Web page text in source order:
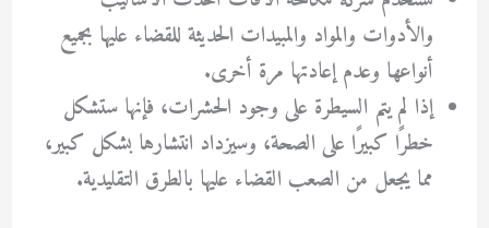
والأدوات والمواد والمبيدات الحديثة للقضاء عليها بجميع
أنواعها وعدم إعادتها مرة أخرى.
إذا لم يتم السيطرة على وجود الحشرات، فإنها ستشكل
خطرًا كبيرًا على الصحة، وسيزداد انتشارها بشكل كبير،
مما يجعل من الصعب القضاء عليها بالطرق التقليدية.